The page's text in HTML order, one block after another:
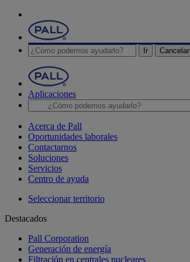
Ir Cancelar
Aplicaciones
Acerca de Pall
Oportunidades laborales
Contactarnos
Soluciones
Servicios
Centro de ayuda
Seleccionar territorio
Destacados
Pall Corporation
Generación de energía
Filtración en centrales nucleares